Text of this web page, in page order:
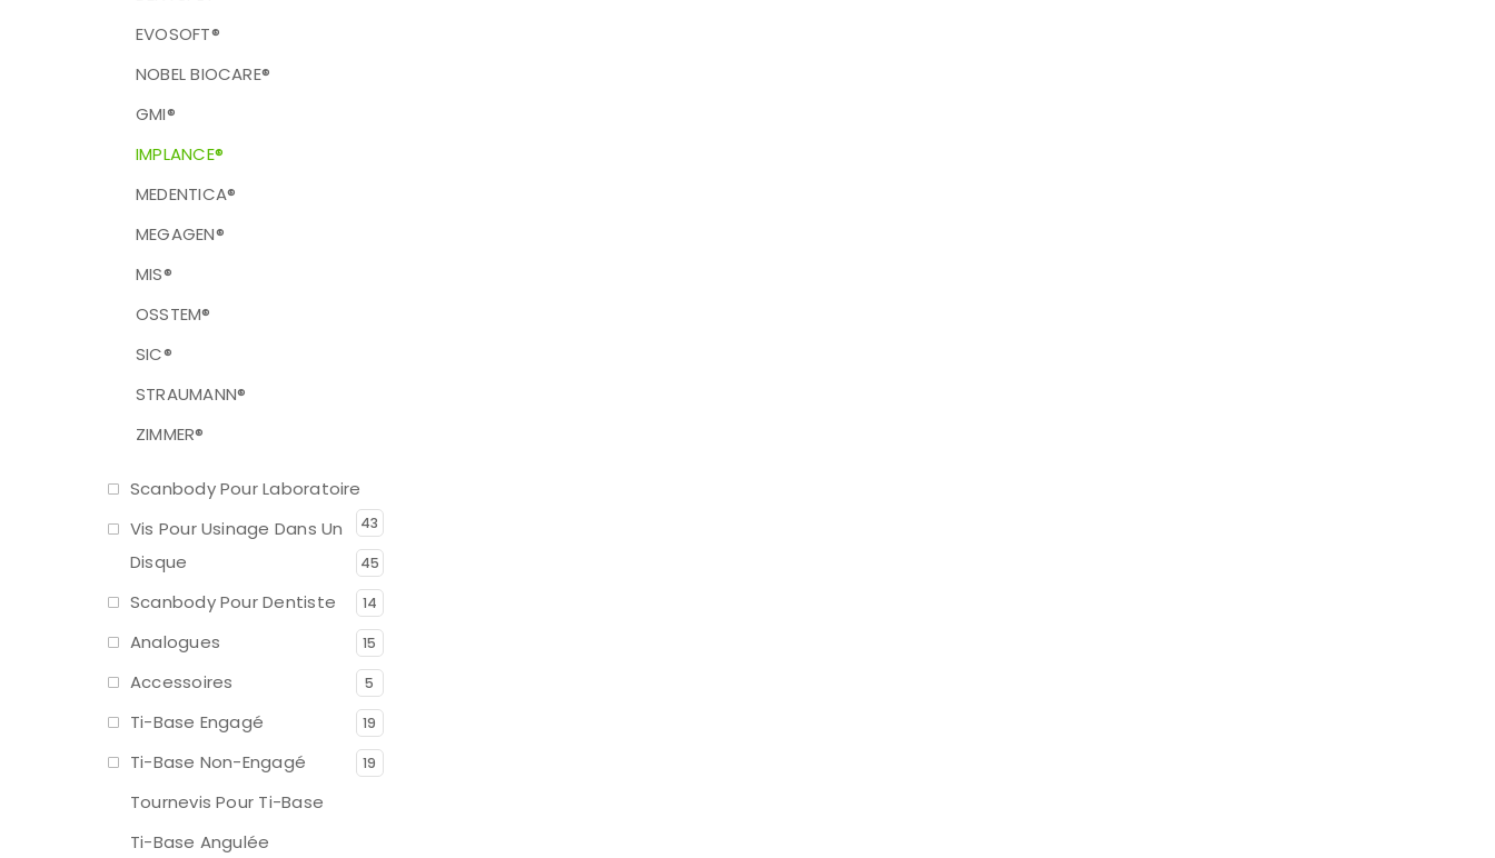
EVOSOFT®
NOBEL BIOCARE®
GMI®
IMPLANCE®
MEDENTICA®
MEGAGEN®
MIS®
OSSTEM®
SIC®
STRAUMANN®
ZIMMER®
Scanbody Pour Laboratoire
43
Vis Pour Usinage Dans Un
Disque
45
Scanbody Pour Dentiste 14
Analogues 15
Accessoires 5
Ti-Base Engagé 19
Ti-Base Non-Engagé 19
Tournevis Pour Ti-Base
Ti-Base Angulée